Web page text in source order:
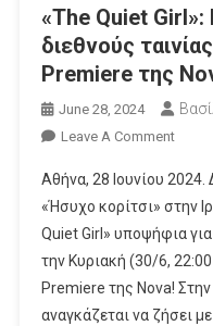
«The Quiet
διεθνούς
Premiere της
June 28, 2024
Leave A CommentOn
Quiet
Girl»:
H
Για
Αθήνα, 28 Ιουνίου 2024.
«Ήσυχο κορίτσι» στην
Quiet Girl» υποψήφια
την Κυριακή (30/6,
Premiere της Nova! Στην
αναγκάζεται να ζήσει